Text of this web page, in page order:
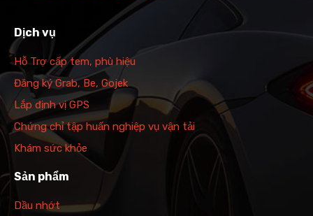
Dịch vụ
Hỗ Trợ cấp tem, phù hiệu
Đăng ký Grab, Be, Gojek
Lắp định vị GPS
Chứng chỉ tập huấn nghiệp vụ vận tải
Khám sức khỏe
Sản phẩm
Dầu nhớt